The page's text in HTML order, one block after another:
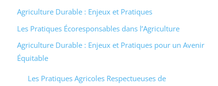
Agriculture Durable : Enjeux et Pratiques
Les Pratiques Écoresponsables dans l’Agriculture
Agriculture Durable : Enjeux et Pratiques pour un Avenir
Équitable
Les Pratiques Agricoles Respectueuses de